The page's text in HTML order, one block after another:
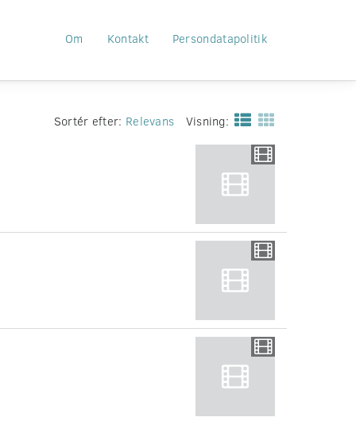
Om Kontakt Persondatapolitik
Sortér efter: Relevans Visning: